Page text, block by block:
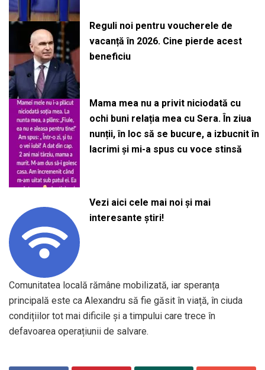
Reguli noi pentru voucherele de
vacanță în 2026. Cine pierde acest
beneficiu
Mama mea nu a privit niciodată cu
ochi buni relația mea cu Sera. În ziua
nunții, în loc să se bucure, a izbucnit în
lacrimi și mi-a spus cu voce stinsă
Vezi aici cele mai noi și mai
interesante știri!
Comunitatea locală rămâne mobilizată, iar speranța
principală este ca Alexandru să fie găsit în viață, în ciuda
condițiilor tot mai dificile și a timpului care trece în
defavoarea operațiunii de salvare.